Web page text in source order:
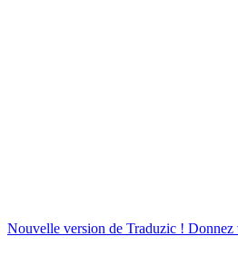
Nouvelle version de Traduzic ! Donnez